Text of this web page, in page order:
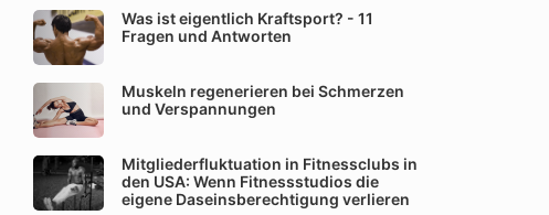
Was ist eigentlich Kraftsport? - 11
Fragen und Antworten
Muskeln regenerieren bei Schmerzen
und Verspannungen
Mitgliederfluktuation in Fitnessclubs in
den USA: Wenn Fitnessstudios die
eigene Daseinsberechtigung verlieren